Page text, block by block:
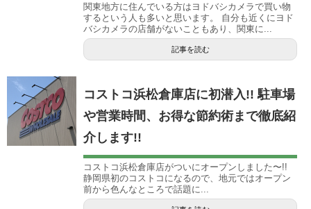
関東地方に住んでいる方はヨドバシカメラで買い物
するという人も多いと思います。 自分も近くにヨド
バシカメラの店舗がないこともあり、関東に...
記事を読む
コストコ浜松倉庫店に初潜入!! 駐車場
や営業時間、お得な節約術まで徹底紹
介します!!
コストコ浜松倉庫店がついにオープンしました〜!!
静岡県初のコストコになるので、地元ではオープン
前から色んなところで話題に...